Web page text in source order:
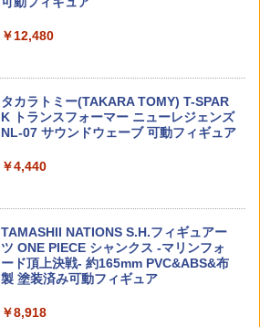
￥2,835
￥2,860
【当店独自で＋P10倍★要エントリー】
ラチナコガネとニジイロクワガタ ディス
【バズ + ウッディ 2体セット】 トイ・ス
￥13,350
ー トラディション ジムショア 18.0cm P
量 樹脂製 BK ブラック | エアガン AEG
コンパクト マシンガン スペアマグ 予備
マガジン 予備マグ サブマグ 交換 SMG P
【当店独自で＋P10倍★要エントリー】
【新品即納】[MIL] 東京マルイ プロ・タ
ーゲット(20150223)
￥2,610
電器 USB充電 ラジコンカー【3.7V 1450
アイテム 予備電池 便利 グッズ 生活 応援
送料無料
PE-SRX ※アフターパーツ※ [1980344
5](JAN：2000000100128)
￥528
￥12,480
タカラトミー(TAKARA TOMY) T-SPAR
K トランスフォーマー ニューレジェンズ
NL-07 サウンドウェーブ 可動フィギュア
￥4,440
TAMASHII NATIONS S.H.フィギュアー
ツ ONE PIECE シャンクス -マリンフォ
ード頂上決戦- 約165mm PVC&ABS&布
製 塗装済み可動フィギュア
￥8,918